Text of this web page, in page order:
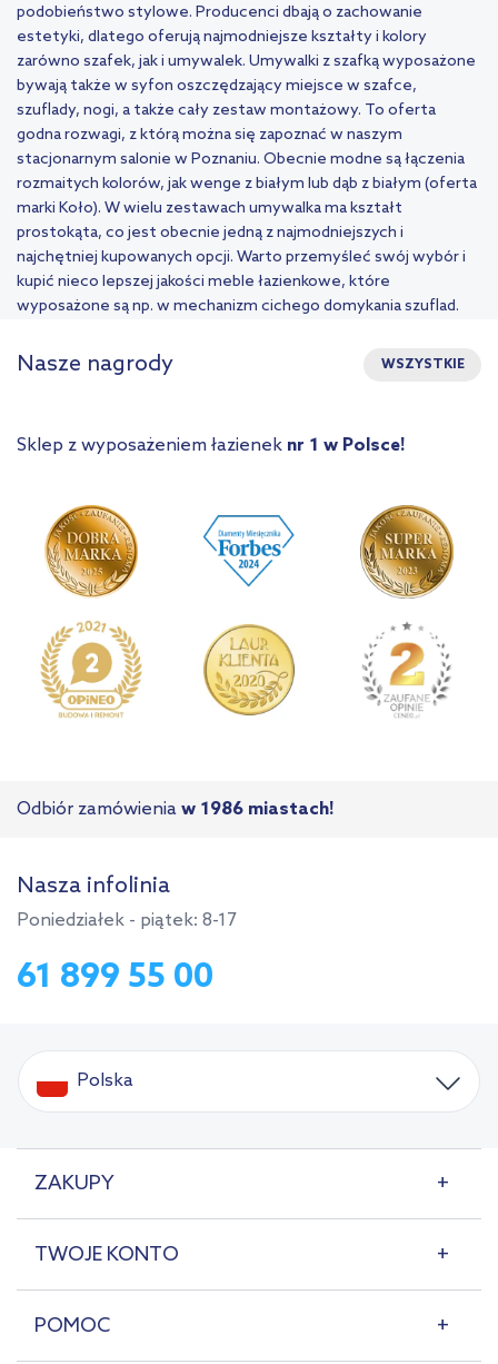
podobieństwo stylowe. Producenci dbają o zachowanie
estetyki, dlatego oferują najmodniejsze kształty i kolory
zarówno szafek, jak i umywalek. Umywalki z szafką wyposażone
bywają także w syfon oszczędzający miejsce w szafce,
szuflady, nogi, a także cały zestaw montażowy. To oferta
godna rozwagi, z którą można się zapoznać w naszym
stacjonarnym salonie w Poznaniu. Obecnie modne są łączenia
rozmaitych kolorów, jak wenge z białym lub dąb z białym (oferta
marki Koło). W wielu zestawach umywalka ma kształt
prostokąta, co jest obecnie jedną z najmodniejszych i
najchętniej kupowanych opcji. Warto przemyśleć swój wybór i
kupić nieco lepszej jakości meble łazienkowe, które
wyposażone są np. w mechanizm cichego domykania szuflad.
Nasze nagrody WSZYSTKIE
Sklep z wyposażeniem łazienek nr 1 w Polsce!
Odbiór zamówienia w 1986 miastach!
Nasza infolinia
Poniedziałek - piątek: 8-17
61 899 55 00
Polska
ZAKUPY
TWOJE KONTO
POMOC